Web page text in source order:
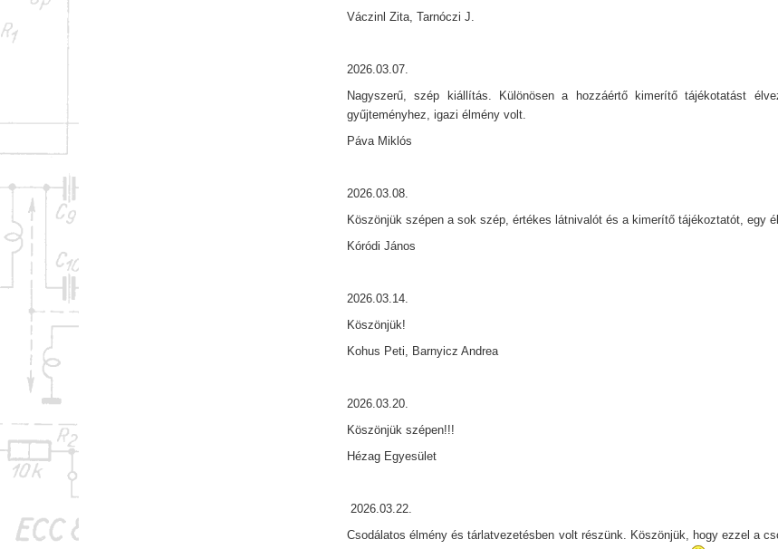
Váczinl Zita, Tarnóczi J.
2026.03.07.
Nagyszerű, szép kiállítás. Különösen a hozzáértő kimerítő tájékotatást
gyűjteményhez, igazi élmény volt.
Páva Miklós
2026.03.08.
Köszönjük szépen a sok szép, értékes látnivalót és a kimerítő tájékoztatót, egy
Kóródi János
2026.03.14.
Köszönjük!
Kohus Peti, Barnyicz Andrea
2026.03.20.
Köszönjük szépen!!!
Hézag Egyesület
2026.03.22.
Csodálatos élmény és tárlatvezetésben volt részünk. Köszönjük, hogy ezzel a